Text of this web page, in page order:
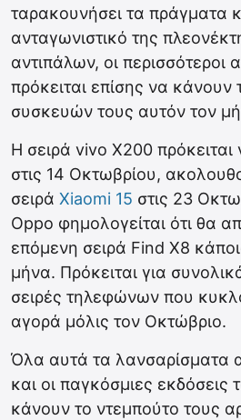
ταρακουνήσει τα πράγματα
ανταγωνιστικό της
αντιπάλων, οι περισσότεροι
πρόκειται επίσης να κάνουν
συσκευών τους αυτόν τον
Η σειρά vivo X200
στις 14 Οκτωβρίου,
σειρά Xiaomi 15 στις 23
Oppo φημολογείται ότι θα
επόμενη σειρά Find X8
μήνα. Πρόκειται για
σειρές τηλεφώνων που
αγορά μόλις τον Οκτώβριο.
Όλα αυτά τα λανσαρίσματα
και οι παγκόσμιες
κάνουν το ντεμπούτο τους